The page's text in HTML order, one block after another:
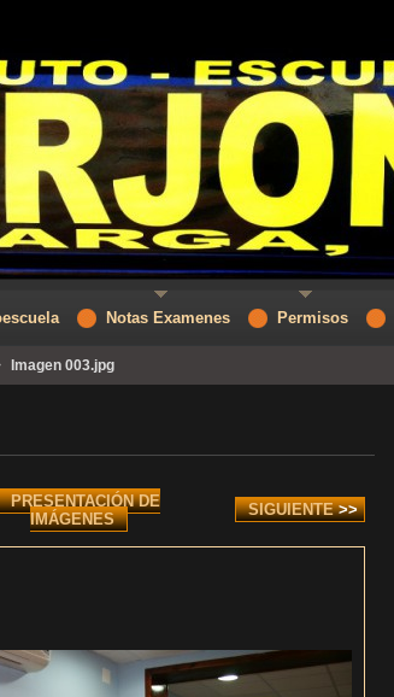
Imagen 003.jpg
PRESENTACIÓN DE
IMÁGENES
SIGUIENTE >>
Notas Examenes Permisos